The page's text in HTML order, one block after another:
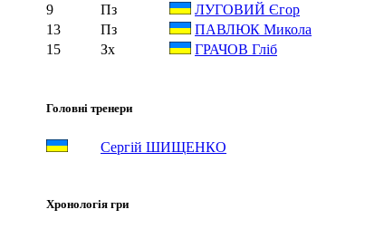
9
Пз ЛУГОВИЙ Єгор
13
Пз ПАВЛЮК Микола
15
Зх ГРАЧОВ Гліб
Головні тренери
Сергій ШИЩЕНКО
Хронологія гри